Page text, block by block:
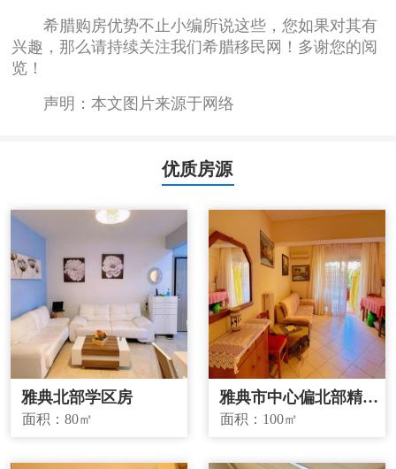
希腊购房优势不止小编所说这些，您如果对其有
兴趣，那么请持续关注我们希腊移民网！多谢您的阅
览！
声明：本文图片来源于网络
优质房源
雅典北部学区房
面积：80㎡
雅典市中心偏北部精品
投资房源
面积： 100㎡